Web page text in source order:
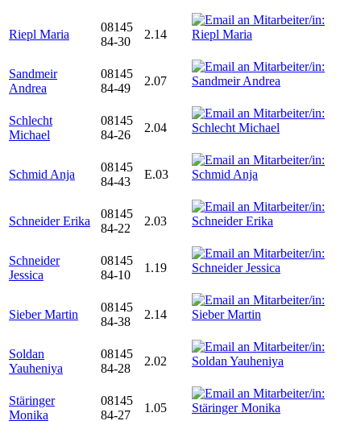
Riepl Maria
08145
84-30
2.14
Sandmeir
Andrea
08145
84-49
2.07
Schlecht
Michael
08145
84-26
2.04
Schmid Anja
08145
84-43
E.03
Schneider Erika
08145
84-22
2.03
Schneider
Jessica
08145
84-10
1.19
Sieber Martin
08145
84-38
2.14
Soldan
Yauheniya
08145
84-28
2.02
Stäringer
Monika
08145
84-27
1.05